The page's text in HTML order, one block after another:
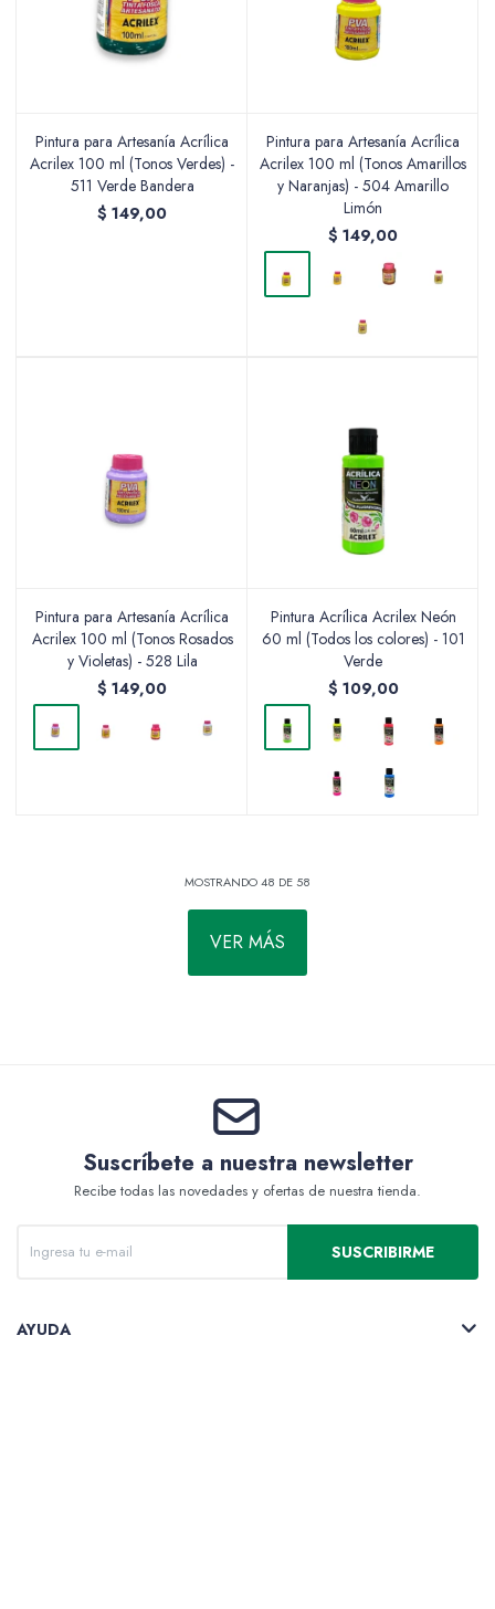
Pintura para Artesanía Acrílica
Acrilex 100 ml (Tonos Verdes) -
511 Verde Bandera
$ 149,00
Pintura para Artesanía Acrílica
Acrilex 100 ml (Tonos Amarillos
y Naranjas) - 504 Amarillo
Limón
$ 149,00
Pintura para Artesanía Acrílica
Acrilex 100 ml (Tonos Rosados
y Violetas) - 528 Lila
$ 149,00
Pintura Acrílica Acrilex Neón
60 ml (Todos los colores) - 101
Verde
$ 109,00
MOSTRANDO48 DE58
VER MÁS
Suscríbete a nuestra newsletter
Recibe todas las novedades y ofertas de nuestra tienda.
SUSCRIBIRME
AYUDA